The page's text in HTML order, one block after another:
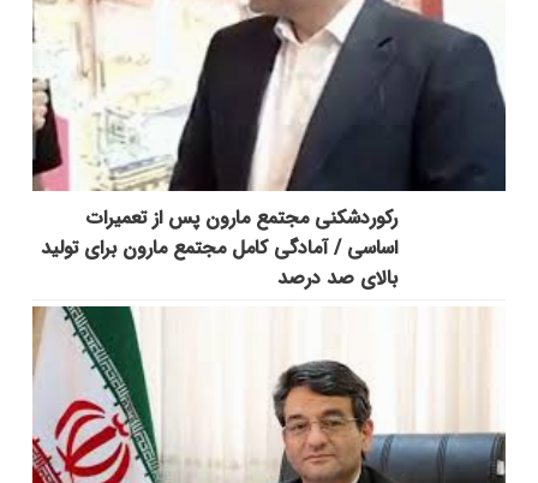
رکوردشکنی مجتمع مارون پس از تعمیرات
اساسی / آمادگی کامل مجتمع مارون برای تولید
بالای صد درصد